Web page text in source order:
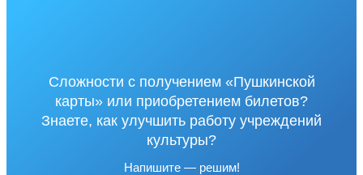
Сложности с получением «Пушкинской
карты» или приобретением билетов?
Знаете, как улучшить работу учреждений
культуры?
Напишите — решим!